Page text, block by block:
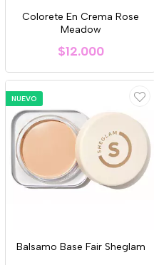
Colorete En Crema Rose
Meadow
$12.000
NUEVO
Balsamo Base Fair Sheglam